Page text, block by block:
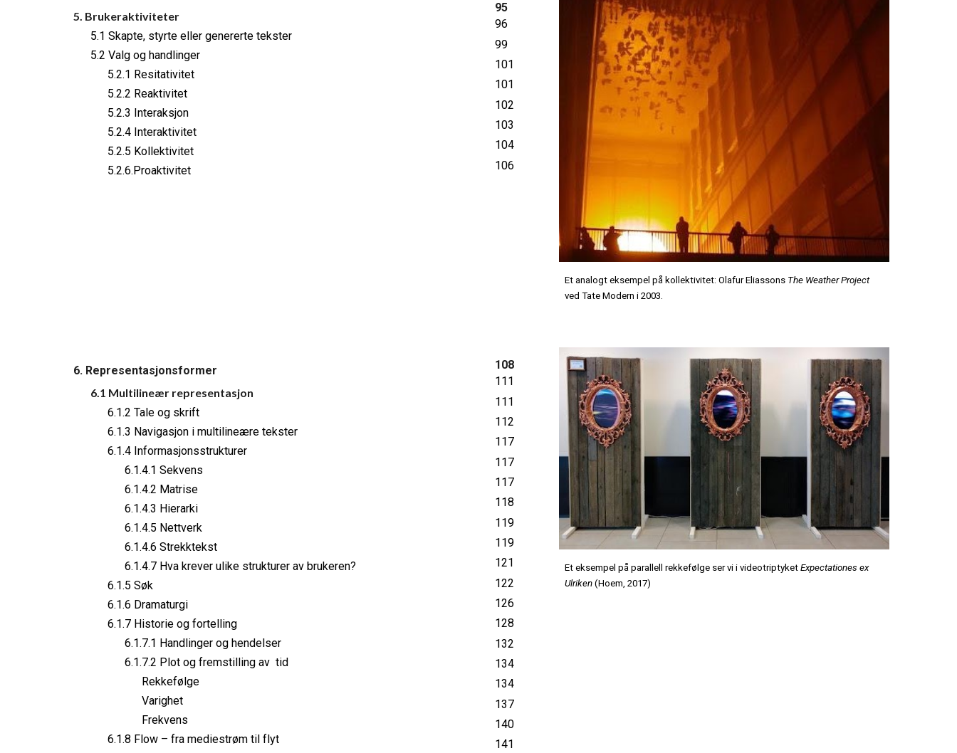
5. Brukeraktiviteter
5.1 Skapte, styrte eller genererte tekster
5.2 Valg og handlinger
5.2.1 Resitativitet
5.2.2 Reaktivitet
5.2.3 Interaksjon
5.2.4 Interaktivitet
5.2.5 Kollektivitet
5.2.6.Proaktivitet
95
96
99
101
101
102
103
104
106
Et analogt eksempel på kollektivitet: Olafur Eliassons The Weather Project
ved Tate Modern i 2003.
6. Representasjonsformer
6.1 Multilineær representasjon
6.1.2 Tale og skrift
6.1.3 Navigasjon i multilineære tekster
6.1.4 Informasjonsstrukturer
6.1.4.1 Sekvens
6.1.4.2 Matrise
6.1.4.3 Hierarki
6.1.4.5 Nettverk
6.1.4.6 Strekktekst
6.1.4.7 Hva krever ulike strukturer av brukeren?
6.1.5 Søk
6.1.6 Dramaturgi
6.1.7 Historie og fortelling
6.1.7.1 Handlinger og hendelser
6.1.7.2 Plot og fremstilling av tid
Rekkefølge
Varighet
Frekvens
6.1.8 Flow – fra mediestrøm til flyt
108
111
111
112
117
117
117
118
119
119
121
122
126
128
132
134
134
137
140
141
Et eksempel på parallell rekkefølge ser vi i videotriptyketExpectationes ex
Ulriken(Hoem, 2017)